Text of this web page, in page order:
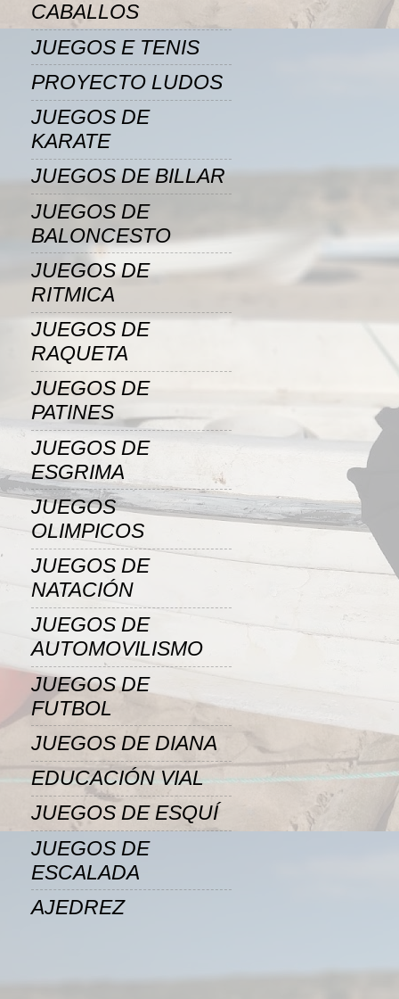
CABALLOS
JUEGOS E TENIS
PROYECTO LUDOS
JUEGOS DE
KARATE
JUEGOS DE BILLAR
JUEGOS DE
BALONCESTO
JUEGOS DE
RITMICA
JUEGOS DE
RAQUETA
JUEGOS DE
PATINES
JUEGOS DE
ESGRIMA
JUEGOS
OLIMPICOS
JUEGOS DE
NATACIÓN
JUEGOS DE
AUTOMOVILISMO
JUEGOS DE
FUTBOL
JUEGOS DE DIANA
EDUCACIÓN VIAL
JUEGOS DE ESQUÍ
JUEGOS DE
ESCALADA
AJEDREZ